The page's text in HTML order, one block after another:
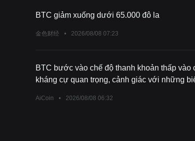
BTC giảm xuống dưới 65.000 đô la
金色财经 • 2026/08/08 07:23
BTC bước vào chế độ thanh khoản thấp
kháng cự quan trọng, cảnh giác với những
AiCoin • 2026/08/08 06:32